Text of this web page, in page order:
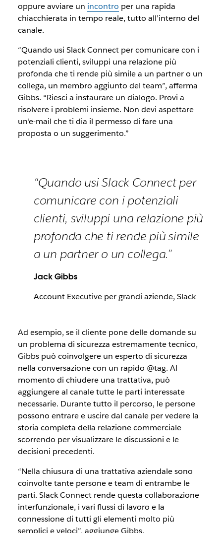
oppure avviare un incontro per una rapida
chiacchierata in tempo reale, tutto all’interno del
canale.
“Quando usi Slack Connect per comunicare con i
potenziali clienti, sviluppi una relazione più
profonda che ti rende più simile a un partner o un
collega, un membro aggiunto del team”, afferma
Gibbs. “Riesci a instaurare un dialogo. Provi a
risolvere i problemi insieme. Non devi aspettare
un’e-mail che ti dia il permesso di fare una
proposta o un suggerimento.”
“Quando usi Slack Connect per
comunicare con i potenziali
clienti, sviluppi una relazione più
profonda che ti rende più simile
a un partner o un collega.”
Jack Gibbs
Account Executive per grandi aziende, Slack
Ad esempio, se il cliente pone delle domande su
un problema di sicurezza estremamente tecnico,
Gibbs può coinvolgere un esperto di sicurezza
nella conversazione con un rapido @tag. Al
momento di chiudere una trattativa, può
aggiungere al canale tutte le parti interessate
necessarie. Durante tutto il percorso, le persone
possono entrare e uscire dal canale per vedere la
storia completa della relazione commerciale
scorrendo per visualizzare le discussioni e le
decisioni precedenti.
“Nella chiusura di una trattativa aziendale sono
coinvolte tante persone e team di entrambe le
parti. Slack Connect rende questa collaborazione
interfunzionale, i vari flussi di lavoro e la
connessione di tutti gli elementi molto più
semplici e veloci”, aggiunge Gibbs.